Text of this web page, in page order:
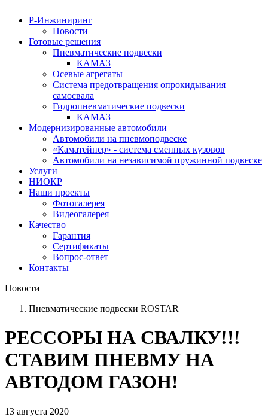
Р-Инжиниринг
Новости
Готовые решения
Пневматические подвески
КАМАЗ
Осевые агрегаты
Система предотвращения опрокидывания
самосвала
Гидропневматические подвески
КАМАЗ
Модернизированные автомобили
Автомобили на пневмоподвеске
«Каматейнер» - система сменных кузовов
Автомобили на независимой пружинной подвеске
Услуги
НИОКР
Наши проекты
Фотогалерея
Видеогалерея
Качество
Гарантия
Сертификаты
Вопрос-ответ
Контакты
Новости
Пневматические подвески ROSTAR
РЕССОРЫ НА СВАЛКУ!!!
СТАВИМ ПНЕВМУ НА
АВТОДОМ ГАЗОН!
13 августа 2020